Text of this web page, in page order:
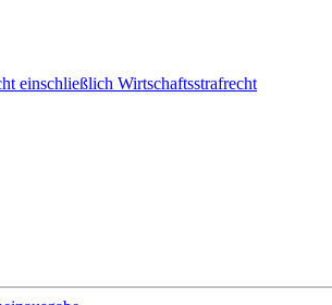
einschließlich Wirtschaftsstrafrecht